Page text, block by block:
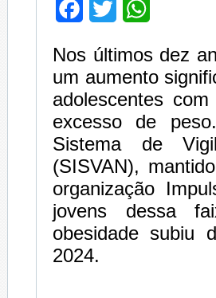
Facebook
Twitter
Nos últimos dez
um aumento
adolescentes
excesso de
Sistema de
(SISVAN),
organização
jovens dessa
obesidade subiu
2024.